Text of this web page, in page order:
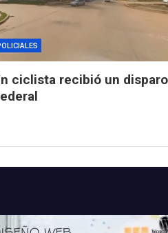
ciclista recibió un